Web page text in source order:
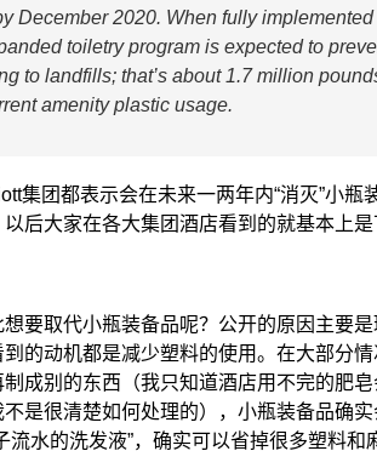
December 2020. When fully
toiletry program is expected to
to landfills; that’s about 1.7 million
amenity plastic usage.
集团都表示会在未来一两年内“消灭”小
后大家在各大集团酒店看到的就基本上
要取代小瓶装备品呢？公开的原因主要
的动机都是减少塑料的使用。在大部分
成别的东西（我只知道酒店用不完的肥
是很清楚如何处理的），小瓶装备品确
流水的洗发液”，确实可以省掉很多塑料